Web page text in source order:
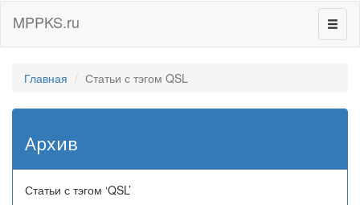
MPPKS.ru
Главная Статьи с тэгом QSL
Архив
Статьи с тэгом ‘QSL’